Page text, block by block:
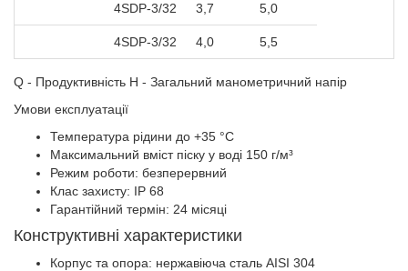
4SDP-3/32 3,7 5,0
4SDP-3/32 4,0 5,5
Q - Продуктивність H - Загальний манометричний напір
Умови експлуатації
Температура рідини до +35 °C
Максимальний вміст піску у воді 150 г/м³
Режим роботи: безперервний
Клас захисту: IP 68
Гарантійний термін: 24 місяці
Конструктивні характеристики
Корпус та опора: нержавіюча сталь AISI 304